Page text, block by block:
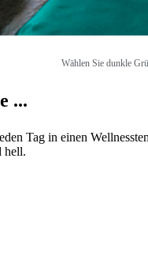
Wählen Sie dunkle
...
Tag in einen
hell.